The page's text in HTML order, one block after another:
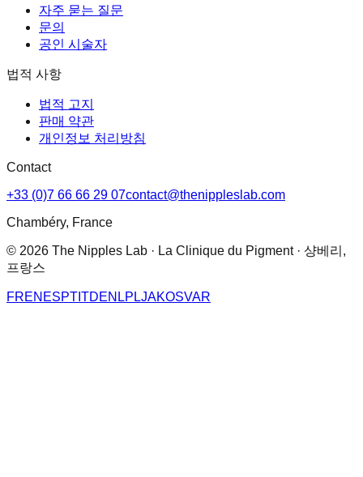
자주 묻는 질문
문의
공인 시술자
법적 사항
법적 고지
판매 약관
개인정보 처리방침
Contact
+33 (0)7 66 66 29 07contact@thenippleslab.com
Chambéry, France
© 2026 The Nipples Lab · La Clinique du Pigment · 샹베리,
프랑스
FREN ESPT ITDENLPLJAKOSVAR